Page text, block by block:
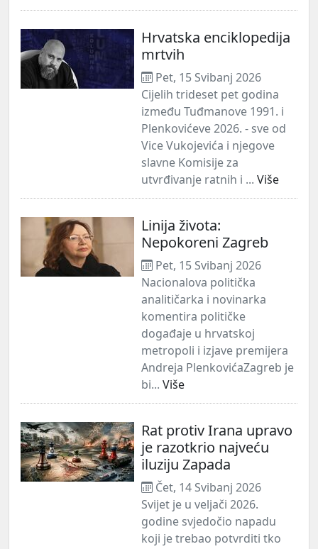
Hrvatska enciklopedija
mrtvih
Pet, 15 Svibanj 2026
Cijelih trideset pet godina
između Tuđmanove 1991. i
Plenkovićeve 2026. - sve od
Vice Vukojevića i njegove
slavne Komisije za
utvrđivanje ratnih i ... Više
Linija života:
Nepokoreni Zagreb
Pet, 15 Svibanj 2026
Nacionalova politička
analitičarka i novinarka
komentira političke
događaje u hrvatskoj
metropoli i izjave premijera
Andreja PlenkovićaZagreb je
bi... Više
Rat protiv Irana upravo
je razotkrio najveću
iluziju Zapada
Čet, 14 Svibanj 2026
Svijet je u veljači 2026.
godine svjedočio napadu
koji je trebao potvrditi tko